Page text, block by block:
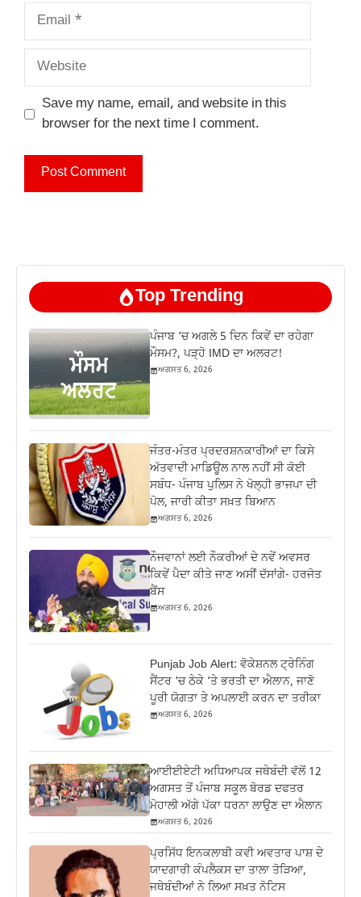
Email
Website
Save my name, email, and website in this
browser for the next time I comment.
Top Trending
ਪੰਜਾਬ ‘ਚ ਅਗਲੇ 5 ਦਿਨ ਕਿਵੇਂ ਦਾ ਰਹੇਗਾ
ਮੌਸਮ?, ਪੜ੍ਹੋ IMD ਦਾ ਅਲਰਟ!
ਅਗਸਤ 6, 2026
ਜੰਤਰ-ਮੰਤਰ ਪ੍ਰਦਰਸ਼ਨਕਾਰੀਆਂ ਦਾ ਕਿਸੇ
ਅੱਤਵਾਦੀ ਮਾਡਿਊਲ ਨਾਲ ਨਹੀਂ ਸੀ ਕੋਈ
ਸਬੰਧ- ਪੰਜਾਬ ਪੁਲਿਸ ਨੇ ਖੋਲ੍ਹੀ ਭਾਜਪਾ ਦੀ
ਪੋਲ, ਜਾਰੀ ਕੀਤਾ ਸਖ਼ਤ ਬਿਆਨ
ਅਗਸਤ 6, 2026
ਨੌਜਵਾਨਾਂ ਲਈ ਨੌਕਰੀਆਂ ਦੇ ਨਵੇਂ ਅਵਸਰ
ਕਿਵੇਂ ਪੈਦਾ ਕੀਤੇ ਜਾਣ ਅਸੀਂ ਦੱਸਾਂਗੇ- ਹਰਜੋਤ
ਬੈਂਸ
ਅਗਸਤ 6, 2026
Punjab Job Alert: ਵੋਕੇਸ਼ਨਲ ਟ੍ਰੇਨਿੰਗ
ਸੈਂਟਰ ‘ਚ ਠੇਕੇ ‘ਤੇ ਭਰਤੀ ਦਾ ਐਲਾਨ, ਜਾਣੋ
ਪੂਰੀ ਯੋਗਤਾ ਤੇ ਅਪਲਾਈ ਕਰਨ ਦਾ ਤਰੀਕਾ
ਅਗਸਤ 6, 2026
ਆਈਈਏਟੀ ਅਧਿਆਪਕ ਜਥੇਬੰਦੀ ਵੱਲੋਂ 12
ਅਗਸਤ ਤੋਂ ਪੰਜਾਬ ਸਕੂਲ ਬੋਰਡ ਦਫਤਰ
ਮੋਹਾਲੀ ਅੱਗੇ ਪੱਕਾ ਧਰਨਾ ਲਾਉਣ ਦਾ ਐਲਾਨ
ਅਗਸਤ 6, 2026
ਪ੍ਰਸਿੱਧ ਇਨਕਲਾਬੀ ਕਵੀ ਅਵਤਾਰ ਪਾਸ਼ ਦੇ
ਯਾਦਗਾਰੀ ਕੰਪਲੈਕਸ ਦਾ ਤਾਲਾ ਤੋੜਿਆ,
ਜਥੇਬੰਦੀਆਂ ਨੇ ਲਿਆ ਸਖ਼ਤ ਨੋਟਿਸ